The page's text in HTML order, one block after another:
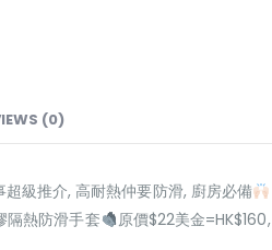
(0)
超級推介, 高耐熱仲要防滑, 廚房必備
隔熱防滑手套
原價$22美金=HK$160,